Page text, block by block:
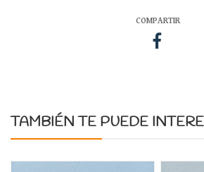
COMPARTIR
TAMBIÉN TE PUEDE